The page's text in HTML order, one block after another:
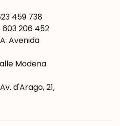
459 738
603 206 452
Avenida
Modena
d'Arago, 21,